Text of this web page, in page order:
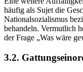
häufig als Sujet die
Nationalsozialismus
behandeln. Vermutlich
der Frage „Was wäre
3.2.